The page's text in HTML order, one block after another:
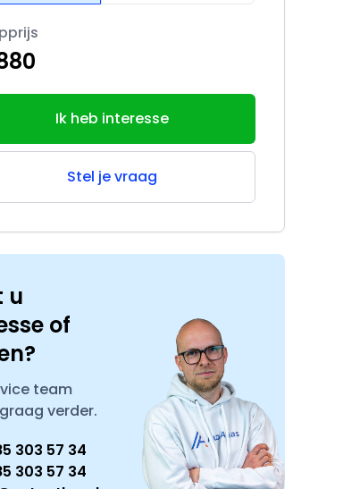
Ik heb interesse
Stel je vraag
u
of
team
verder.
303 57 34
303 57 34